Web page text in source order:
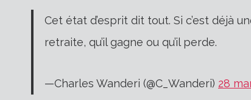
Cet état d’esprit dit tout. Si c’est déjà
retraite, qu’il gagne ou qu’il perde.
—Charles Wanderi (@C_Wanderi) 28